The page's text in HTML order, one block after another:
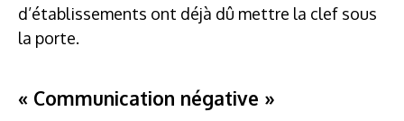
d’établissements ont déjà dû mettre la clef sous
la porte.
« Communication négative »